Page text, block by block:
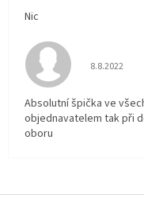
Nic
Hodnocení
8.8.2022
Absolutní špička ve
objednavatelem tak při
oboru
Z